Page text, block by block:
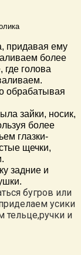
придавая ему
более
голова
обрабатывая
зайки, носик,
более
глазки-
щечки,
задние и
бугров или
усики
тельце,ручки и